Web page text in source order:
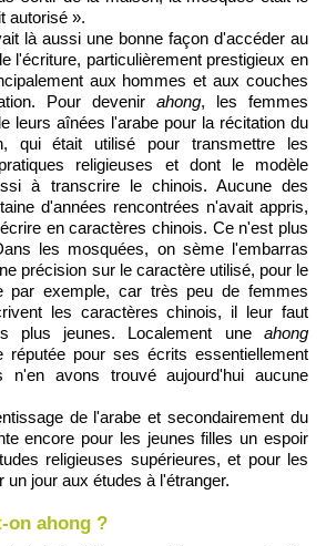
autorisé ».
là aussi une bonne façon d'accéder au
l'écriture, particulièrement prestigieux en
aux hommes et aux couches
Pour devenir ahong, les femmes
leurs aînées l'arabe pour la récitation du
qui était utilisé pour transmettre les
religieuses et dont le modèle
à transcrire le chinois. Aucune des
d'années rencontrées n'avait appris,
en caractères chinois. Ce n'est plus
les mosquées, on sème l'embarras
précision sur le caractère utilisé, pour le
par exemple, car très peu de femmes
les caractères chinois, il leur faut
plus jeunes. Localement une ahong
réputée pour ses écrits essentiellement
n'en avons trouvé aujourd'hui aucune
de l'arabe et secondairement du
encore pour les jeunes filles un espoir
religieuses supérieures, et pour les
un jour aux études à l'étranger.
on ahong ?